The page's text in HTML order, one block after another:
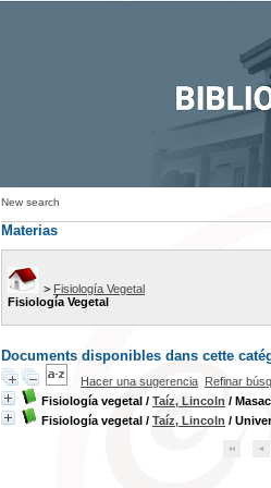
New search
Materias
> Fisiología Vegetal
Fisiología Vegetal
Documents disponibles dans cette
Hacer una sugerencia Refinar
Fisiología vegetal / Taíz, Lincoln /
Fisiología vegetal / Taíz, Lincoln /